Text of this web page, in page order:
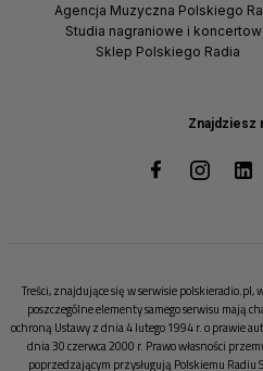
Znajdziesz
Agencja Muzyczna Polskiego
Studia nagraniowe i
Sklep Polskiego Radia
Treści, znajdujące się w serwisie polskieradio.pl,
poszczególne elementy samego serwisu mają
ochroną Ustawy z dnia 4 lutego 1994 r. o prawie
dnia 30 czerwca 2000 r. Prawo własności
poprzedzającym przysługują Polskiemu